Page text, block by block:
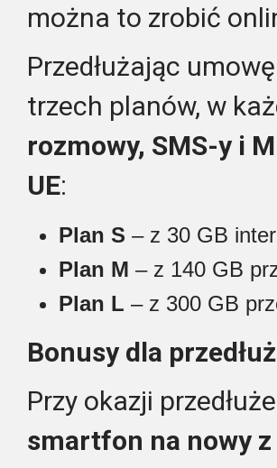
można to zrobić
Przedłużając
trzech planów, w
rozmowy, SMS-y i
UE:
Plan S – z 30 GB
Plan M – z 140 GB
Plan L – z 300 GB
Bonusy dla
Przy okazji
smartfon na nowy z